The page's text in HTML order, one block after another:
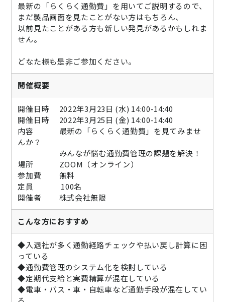
最新の「らくらく通勤費」を用いてご説明するので、
まだ製品画面を見たことがない方はもちろん、
以前見たことがある方も新しい発見があるかもしれま
せん。
どなた様も是非ご参加ください。
開催概要
開催日時 2022年3月23日 (水) 14:00-14:40
開催日時 2022年3月25日 (金) 14:00-14:40
内容 最新の「らくらく通勤費」を見てみませ
んか？
みんなが悩む通勤費管理の課題を解決！
場所 ZOOM（オンライン）
参加費 無料
定員 100名
開催者 株式会社無限
こんな方におすすめ
◆入退社が多く通勤経路チェックや払い戻し計算に困
っている
◆通勤費管理のシステム化を検討している
◆定期代支給と実費精算が混在している
◆電車・バス・車・自転車など通勤手段が混在してい